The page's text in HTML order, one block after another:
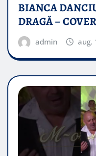
BIANCA
DRAGĂ –
admin aug.